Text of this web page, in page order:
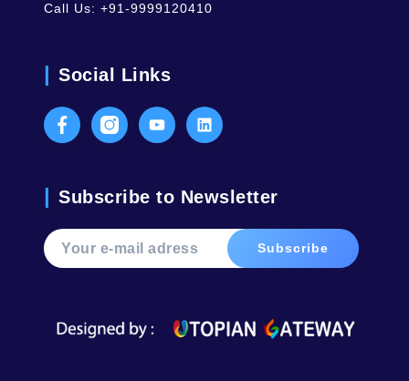
Call Us: +91-9999120410
Social Links
FacebookInstagramYoutubeLinkedIn
Subscribe to Newsletter